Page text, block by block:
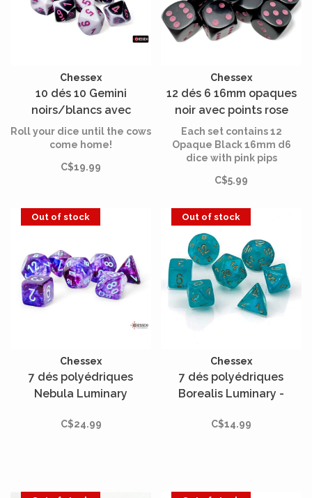
Chessex
10 dés 10 Gemini
noirs/blancs avec
chiffres roses
Roll your dice until the cows
come home!
C$19.99
Chessex
12 dés 6 16mm opaques
noir avec points rose
Each set contains 12
Opaque Black 16mm d6
dice with pink pips
C$5.99
Out of stock
Chessex
7 dés polyédriques
Nebula Luminary
sarcelles - Méga-Hedral
C$24.99
Out of stock
Chessex
7 dés polyédriques
Borealis Luminary -
dorés
C$14.99